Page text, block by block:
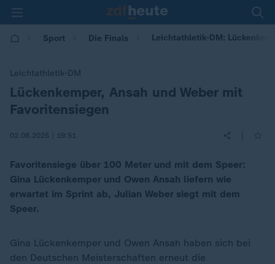
Sport Die Finals Leichtathletik-DM:
Leichtathletik-DM
:Lückenkemper, Ansah und Weber mit
Favoritensiegen
02.08.2025 | 19:51
Favoritensiege über 100 Meter und mit dem Speer:
Gina Lückenkemper und Owen Ansah liefern wie
erwartet im Sprint ab, Julian Weber siegt mit dem
Speer.
Gina Lückenkemper und Owen Ansah haben sich bei
den Deutschen Meisterschaften erneut die